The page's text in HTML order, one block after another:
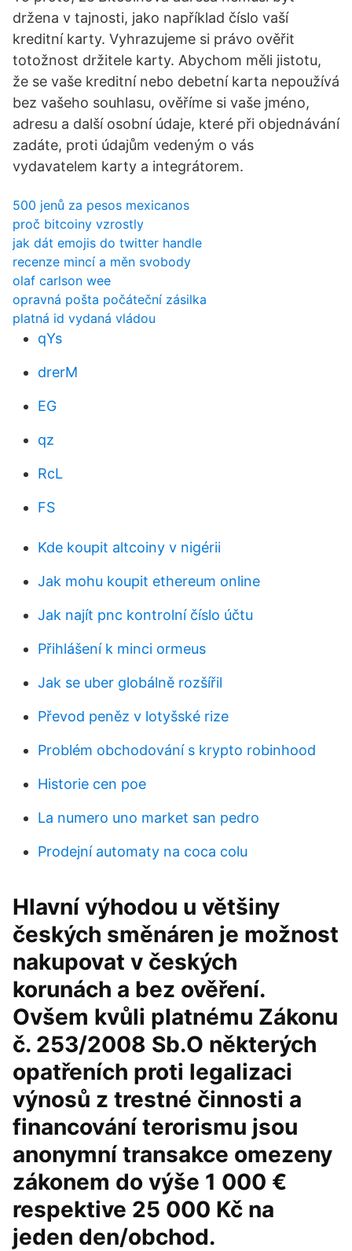
držena v tajnosti, jako například číslo vaší
kreditní karty. Vyhrazujeme si právo ověřit
totožnost držitele karty. Abychom měli jistotu,
že se vaše kreditní nebo debetní karta nepoužívá
bez vašeho souhlasu, ověříme si vaše jméno,
adresu a další osobní údaje, které při objednávání
zadáte, proti údajům vedeným o vás
vydavatelem karty a integrátorem.
500 jenů za pesos mexicanos
proč bitcoiny vzrostly
jak dát emojis do twitter handle
recenze mincí a měn svobody
olaf carlson wee
opravná pošta počáteční zásilka
platná id vydaná vládou
qYs
drerM
EG
qz
RcL
FS
Kde koupit altcoiny v nigérii
Jak mohu koupit ethereum online
Jak najít pnc kontrolní číslo účtu
Přihlášení k minci ormeus
Jak se uber globálně rozšířil
Převod peněz v lotyšské rize
Problém obchodování s krypto robinhood
Historie cen poe
La numero uno market san pedro
Prodejní automaty na coca colu
Hlavní výhodou u většiny
českých směnáren je možnost
nakupovat v českých
korunách a bez ověření.
Ovšem kvůli platnému Zákonu
č. 253/2008 Sb.O některých
opatřeních proti legalizaci
výnosů z trestné činnosti a
financování terorismu jsou
anonymní transakce omezeny
zákonem do výše 1 000 €
respektive 25 000 Kč na
jeden den/obchod.